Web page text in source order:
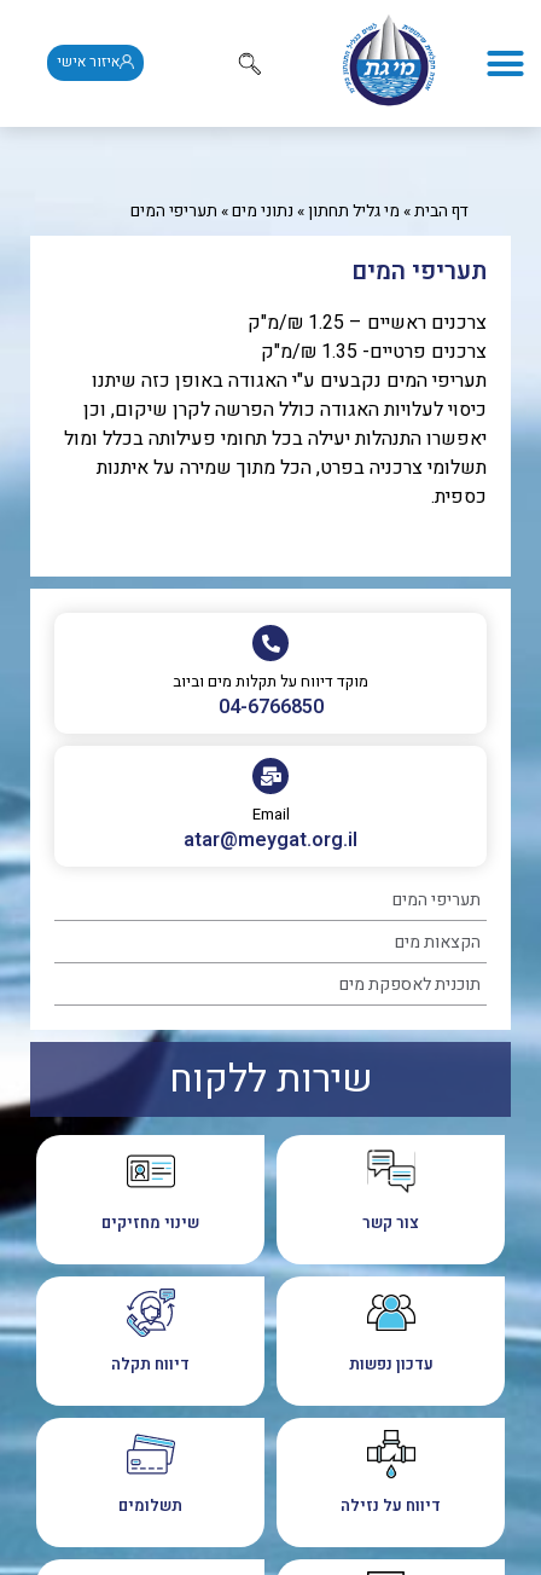
איזור אישי
דף הבית» מי גליל תחתון» נתוני מים» תעריפי המים
מוקד דיווח על תקלות מים וביוב
‎04-6766850
Email
atar@meygat.org.il
תעריפי המים
הקצאות מים
תוכנית לאספקת מים
תעריפי המים
צרכנים ראשיים – 1.25 ₪/מ"ק
צרכנים פרטיים- 1.35 ₪/מ"ק
תעריפי המים נקבעים ע"י האגודה באופן כזה שיתנו
כיסוי לעלויות האגודה כולל הפרשה לקרן שיקום, וכן
יאפשרו התנהלות יעילה בכל תחומי פעילותה בכלל ומול
תשלומי צרכניה בפרט, הכל מתוך שמירה על איתנות
כספית.
שירות ללקוח
צור קשר
עדכון נפשות
דיווח על נזילה
שינוי מחזיקים
דיווח תקלה
תשלומים